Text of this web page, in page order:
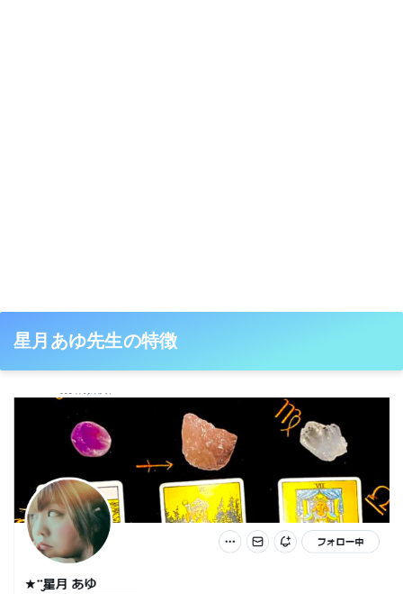
星月あゆ先生の特徴